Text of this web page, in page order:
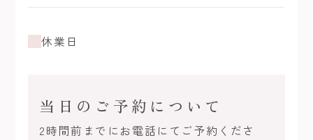
休業日
当日のご予約について
2時間前までにお電話にてご予約くださ